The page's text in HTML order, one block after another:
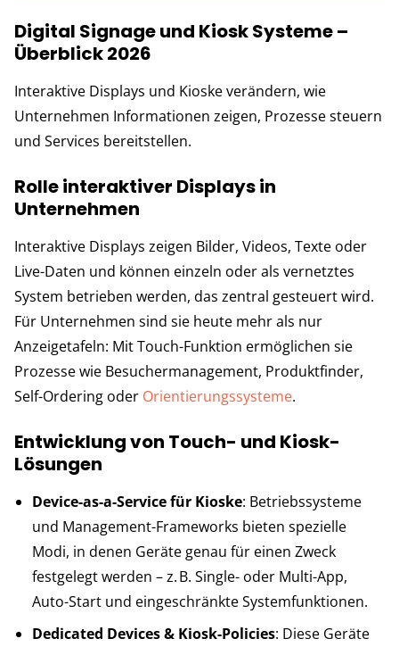
Digital Signage und Kiosk Systeme –
Überblick 2026
Interaktive Displays und Kioske verändern, wie
Unternehmen Informationen zeigen, Prozesse steuern
und Services bereitstellen.
Rolle interaktiver Displays in
Unternehmen
Interaktive Displays zeigen Bilder, Videos, Texte oder
Live-Daten und können einzeln oder als vernetztes
System betrieben werden, das zentral gesteuert wird.
Für Unternehmen sind sie heute mehr als nur
Anzeigetafeln: Mit Touch-Funktion ermöglichen sie
Prozesse wie Besuchermanagement, Produktfinder,
Self-Ordering oder Orientierungssysteme.
Entwicklung von Touch- und Kiosk-
Lösungen
Device-as-a-Service für Kioske: Betriebssysteme
und Management-Frameworks bieten spezielle
Modi, in denen Geräte genau für einen Zweck
festgelegt werden – z. B. Single- oder Multi-App,
Auto-Start und eingeschränkte Systemfunktionen.
Dedicated Devices & Kiosk-Policies: Diese Geräte